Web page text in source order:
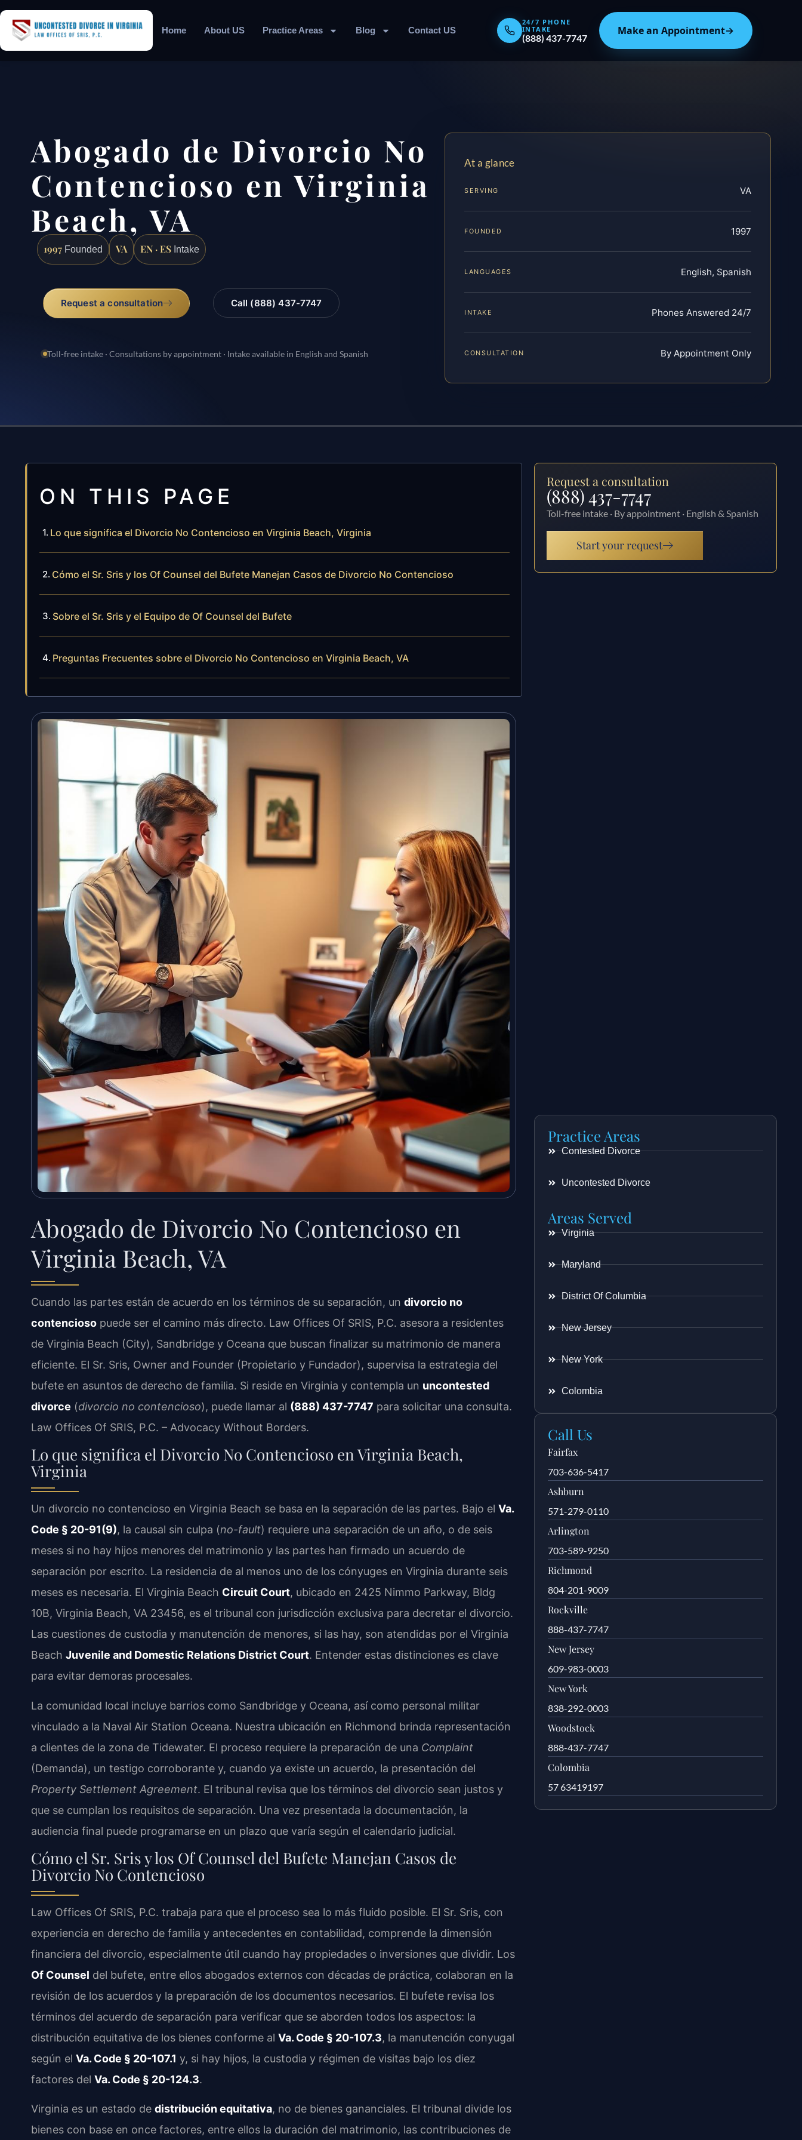
Home About US Practice Areas Blog Contact US
24/7 PHONE
INTAKE
(888) 437-7747
Make an Appointment→
Abogado de Divorcio No
Contencioso en Virginia
Beach, VA
1997 Founded VA EN · ES Intake
Request a consultation Call (888) 437-7747
Toll-free intake · Consultations by appointment · Intake available in English and Spanish
At a glance
SERVING VA
FOUNDED 1997
LANGUAGES English, Spanish
INTAKE Phones Answered 24/7
CONSULTATION By Appointment Only
ON THIS PAGE
Lo que significa el Divorcio No Contencioso en Virginia Beach, Virginia
Cómo el Sr. Sris y los Of Counsel del Bufete Manejan Casos de Divorcio No Contencioso
Sobre el Sr. Sris y el Equipo de Of Counsel del Bufete
Preguntas Frecuentes sobre el Divorcio No Contencioso en Virginia Beach, VA
Abogado de Divorcio No Contencioso en
Virginia Beach, VA
Cuando las partes están de acuerdo en los términos de su separación, un divorcio no
contencioso puede ser el camino más directo. Law Offices Of SRIS, P.C. asesora a residentes
de Virginia Beach (City), Sandbridge y Oceana que buscan finalizar su matrimonio de manera
eficiente. El Sr. Sris, Owner and Founder (Propietario y Fundador), supervisa la estrategia del
bufete en asuntos de derecho de familia. Si reside en Virginia y contempla un uncontested
divorce (divorcio no contencioso), puede llamar al (888) 437-7747 para solicitar una consulta.
Law Offices Of SRIS, P.C. – Advocacy Without Borders.
Lo que significa el Divorcio No Contencioso en Virginia Beach,
Virginia
Un divorcio no contencioso en Virginia Beach se basa en la separación de las partes. Bajo el Va.
Code § 20-91(9), la causal sin culpa (no-fault) requiere una separación de un año, o de seis
meses si no hay hijos menores del matrimonio y las partes han firmado un acuerdo de
separación por escrito. La residencia de al menos uno de los cónyuges en Virginia durante seis
meses es necesaria. El Virginia Beach Circuit Court, ubicado en 2425 Nimmo Parkway, Bldg
10B, Virginia Beach, VA 23456, es el tribunal con jurisdicción exclusiva para decretar el divorcio.
Las cuestiones de custodia y manutención de menores, si las hay, son atendidas por el Virginia
Beach Juvenile and Domestic Relations District Court. Entender estas distinciones es clave
para evitar demoras procesales.
La comunidad local incluye barrios como Sandbridge y Oceana, así como personal militar
vinculado a la Naval Air Station Oceana. Nuestra ubicación en Richmond brinda representación
a clientes de la zona de Tidewater. El proceso requiere la preparación de una Complaint
(Demanda), un testigo corroborante y, cuando ya existe un acuerdo, la presentación del
Property Settlement Agreement. El tribunal revisa que los términos del divorcio sean justos y
que se cumplan los requisitos de separación. Una vez presentada la documentación, la
audiencia final puede programarse en un plazo que varía según el calendario judicial.
Cómo el Sr. Sris y los Of Counsel del Bufete Manejan Casos de
Divorcio No Contencioso
Law Offices Of SRIS, P.C. trabaja para que el proceso sea lo más fluido posible. El Sr. Sris, con
experiencia en derecho de familia y antecedentes en contabilidad, comprende la dimensión
financiera del divorcio, especialmente útil cuando hay propiedades o inversiones que dividir. Los
Of Counsel del bufete, entre ellos abogados externos con décadas de práctica, colaboran en la
revisión de los acuerdos y la preparación de los documentos necesarios. El bufete revisa los
términos del acuerdo de separación para verificar que se aborden todos los aspectos: la
distribución equitativa de los bienes conforme al Va. Code § 20-107.3, la manutención conyugal
según el Va. Code § 20-107.1 y, si hay hijos, la custodia y régimen de visitas bajo los diez
factores del Va. Code § 20-124.3.
Virginia es un estado de distribución equitativa, no de bienes gananciales. El tribunal divide los
bienes con base en once factores, entre ellos la duración del matrimonio, las contribuciones de
Request a consultation
(888) 437-7747
Toll-free intake · By appointment · English & Spanish
Start your request
Practice Areas
Contested Divorce
Uncontested Divorce
Areas Served
Virginia
Maryland
District Of Columbia
New Jersey
New York
Colombia
Call Us
Fairfax
703-636-5417
Ashburn
571-279-0110
Arlington
703-589-9250
Richmond
804-201-9009
Rockville
888-437-7747
New Jersey
609-983-0003
New York
838-292-0003
Woodstock
888-437-7747
Colombia
57 63419197